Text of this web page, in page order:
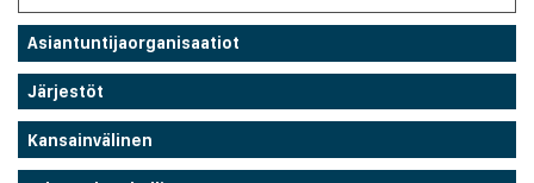
Asiantuntijaorganisaatiot
Järjestöt
Kansainvälinen